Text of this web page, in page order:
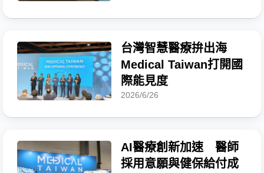
台灣智慧醫療拚出海
Medical Taiwan打開國
際能見度
2026/6/26
AI醫療創新加速 醫師
採用意願與健保給付成